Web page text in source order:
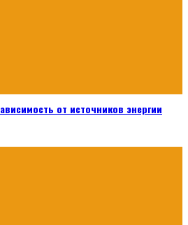
от источников энергии